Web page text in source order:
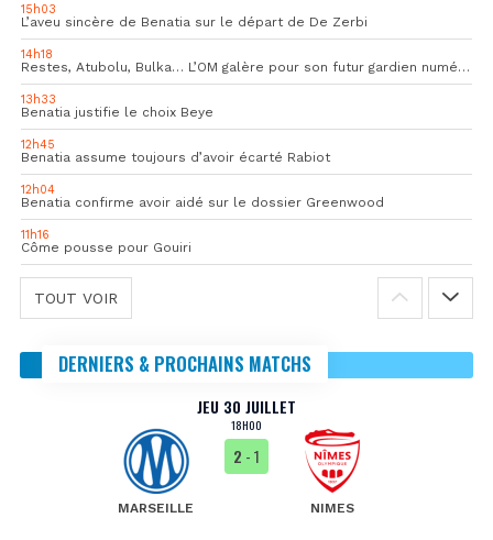
15h03
L’aveu sincère de Benatia sur le départ de De Zerbi
14h18
Restes, Atubolu, Bulka… L’OM galère pour son futur gardien numéro 1
13h33
Benatia justifie le choix Beye
12h45
Benatia assume toujours d’avoir écarté Rabiot
12h04
Benatia confirme avoir aidé sur le dossier Greenwood
11h16
Côme pousse pour Gouiri
TOUT VOIR
DERNIERS & PROCHAINS MATCHS
JEU 30 JUILLET
18H00
MARSEILLE
2 - 1
NIMES